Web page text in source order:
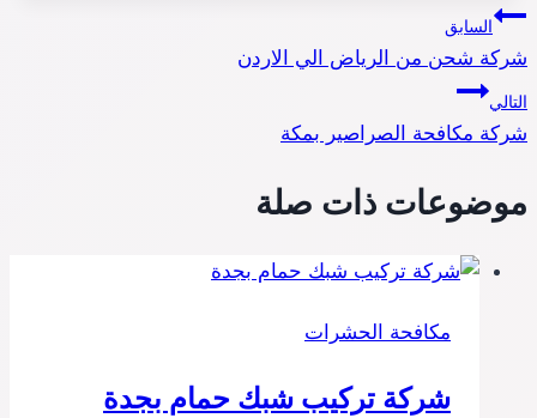
تصفّح
المقالات
السابق
شركة شحن من الرياض الي الاردن
التالي
شركة مكافحة الصراصير بمكة
موضوعات ذات صلة
مكافحة الحشرات
شركة تركيب شبك حمام بجدة